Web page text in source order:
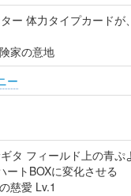
ー 体力タイプカード
家の意地
ー
タ フィールド上の青ぷ
ートBOXに変化させる
慈愛 Lv.1